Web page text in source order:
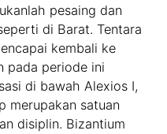
pesaing dan
di Barat. Tentara
kembali ke
pada periode ini
di bawah Alexios I,
merupakan satuan
disiplin. Bizantium